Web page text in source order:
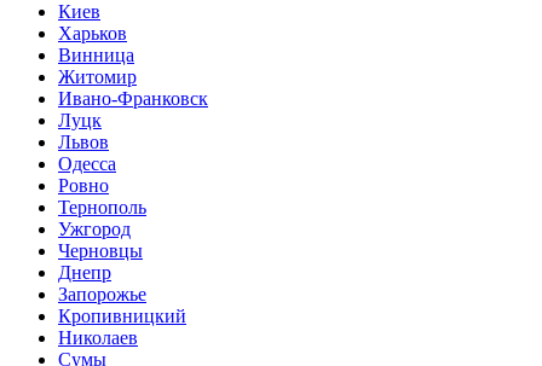
Киев
Харьков
Винница
Житомир
Ивано-Франковск
Луцк
Львов
Одесса
Ровно
Тернополь
Ужгород
Черновцы
Днепр
Запорожье
Кропивницкий
Николаев
Сумы